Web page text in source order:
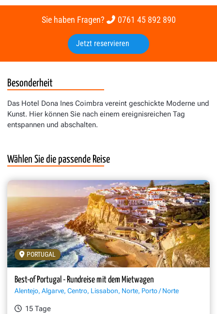
Sie haben Fragen? 0761 45 892 890
Jetzt reservieren
Besonderheit
Das Hotel Dona Ines Coimbra vereint geschickte Moderne und
Kunst. Hier können Sie nach einem ereignisreichen Tag
entspannen und abschalten.
Wählen Sie die passende Reise
PORTUGAL
Best-of Portugal - Rundreise mit dem Mietwagen
Alentejo, Algarve, Centro, Lissabon, Norte, Porto / Norte
15 Tage